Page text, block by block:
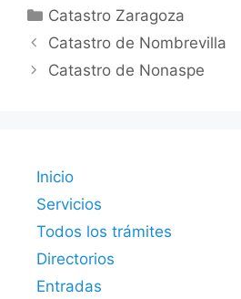
Categorías
Catastro Zaragoza
Catastro de Nombrevilla
Catastro de Nonaspe
Inicio
Servicios
Todos los trámites
Directorios
Entradas